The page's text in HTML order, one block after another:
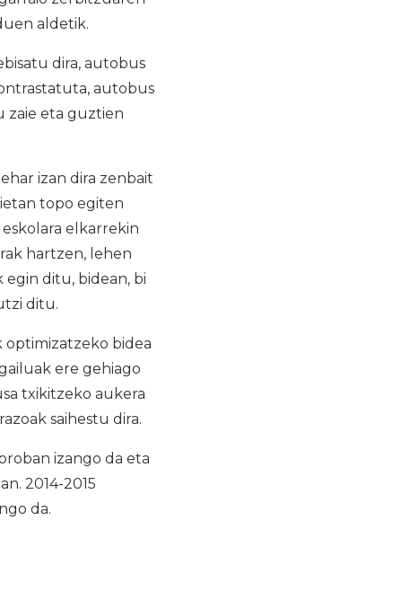
aldetik.
dira, autobus
autobus
zaie eta guztien
izan dira zenbait
topo egiten
elkarrekin
hartzen, lehen
egin ditu, bidean, bi
ditu.
bidea
ere gehiago
txikitzeko aukera
saihestu dira.
izango da eta
2014-2015
da.